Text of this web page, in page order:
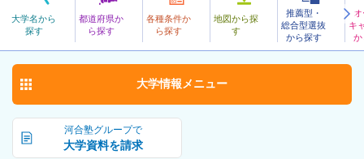
大学名から
探す
都道府県か
ら探す
各種条件か
ら探す
地図から探
す
推薦型・
総合型選抜
から探す
キ
か
公立
ぎふけんりつかんご
岐阜県立看護大学 お気に入り
河合塾グループで
大学資料を請求
大学情報 メニュー